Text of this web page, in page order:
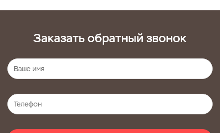
Заказать обратный звонок